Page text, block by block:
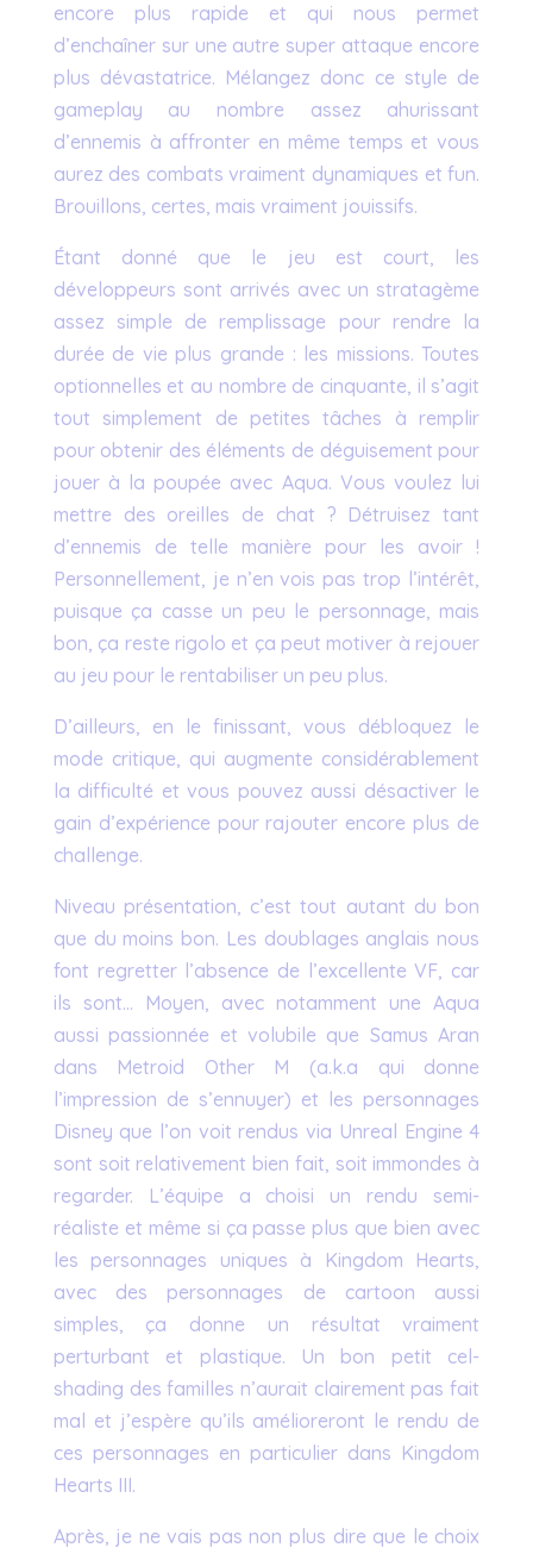
encore plus rapide et qui nous permet
d’enchaîner sur une autre super attaque encore
plus dévastatrice. Mélangez donc ce style de
gameplay au nombre assez ahurissant
d’ennemis à affronter en même temps et vous
aurez des combats vraiment dynamiques et fun.
Brouillons, certes, mais vraiment jouissifs.
Étant donné que le jeu est court, les
développeurs sont arrivés avec un stratagème
assez simple de remplissage pour rendre la
durée de vie plus grande : les missions. Toutes
optionnelles et au nombre de cinquante, il s’agit
tout simplement de petites tâches à remplir
pour obtenir des éléments de déguisement pour
jouer à la poupée avec Aqua. Vous voulez lui
mettre des oreilles de chat ? Détruisez tant
d’ennemis de telle manière pour les avoir !
Personnellement, je n’en vois pas trop l’intérêt,
puisque ça casse un peu le personnage, mais
bon, ça reste rigolo et ça peut motiver à rejouer
au jeu pour le rentabiliser un peu plus.
D’ailleurs, en le finissant, vous débloquez le
mode critique, qui augmente considérablement
la difficulté et vous pouvez aussi désactiver le
gain d’expérience pour rajouter encore plus de
challenge.
Niveau présentation, c’est tout autant du bon
que du moins bon. Les doublages anglais nous
font regretter l’absence de l’excellente VF, car
ils sont… Moyen, avec notamment une Aqua
aussi passionnée et volubile que Samus Aran
dans Metroid Other M (a.k.a qui donne
l’impression de s’ennuyer) et les personnages
Disney que l’on voit rendus via Unreal Engine 4
sont soit relativement bien fait, soit immondes à
regarder. L’équipe a choisi un rendu semi-
réaliste et même si ça passe plus que bien avec
les personnages uniques à Kingdom Hearts,
avec des personnages de cartoon aussi
simples, ça donne un résultat vraiment
perturbant et plastique. Un bon petit cel-
shading des familles n’aurait clairement pas fait
mal et j’espère qu’ils amélioreront le rendu de
ces personnages en particulier dans Kingdom
Hearts III.
Après, je ne vais pas non plus dire que le choix